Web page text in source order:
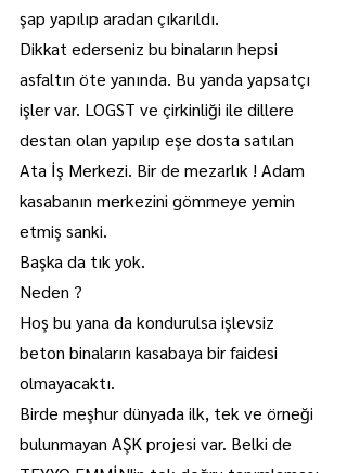
şap yapılıp aradan çıkarıldı.
Dikkat ederseniz bu binaların hepsi
asfaltın öte yanında. Bu yanda yapsatçı
işler var. LOGST ve çirkinliği ile dillere
destan olan yapılıp eşe dosta satılan
Ata İş Merkezi. Bir de mezarlık ! Adam
kasabanın merkezini gömmeye yemin
etmiş sanki.
Başka da tık yok.
Neden ?
Hoş bu yana da kondurulsa işlevsiz
beton binaların kasabaya bir faidesi
olmayacaktı.
Birde meşhur dünyada ilk, tek ve örneği
bulunmayan AŞK projesi var. Belki de